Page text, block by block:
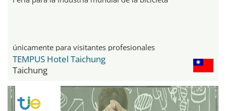
únicamente para visitantes profesionales
TEMPUS Hotel Taichung
Taichung